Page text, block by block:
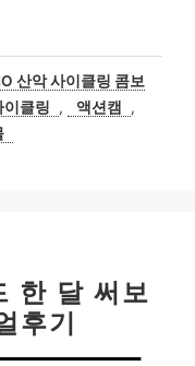
산악 사이클링 콤보
이클링 , 액션캠
,
한 달 써보
후기